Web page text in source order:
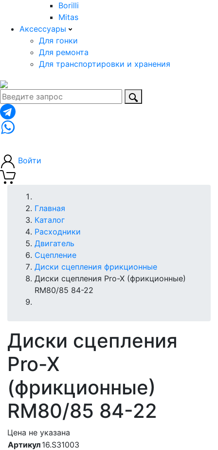
Borilli
Mitas
Аксессуары
Для гонки
Для ремонта
Для транспортировки и хранения
Войти
Главная
Каталог
Расходники
Двигатель
Сцепление
Диски сцепления фрикционные
Диски сцепления Pro-X (фрикционные)
RM80/85 84-22
Диски сцепления
Pro-X
(фрикционные)
RM80/85 84-22
Цена не указана
Артикул 16.S31003